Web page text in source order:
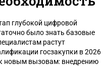
глубокой цифровой
было знать базовые
растут
госзакупки в 2026
новым вызовам: внедрению